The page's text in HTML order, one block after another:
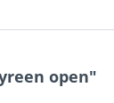
open"